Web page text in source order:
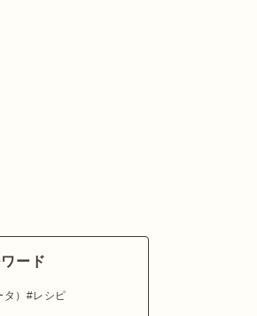
ード
） レシピ